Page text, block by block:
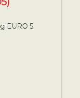
EURO 5